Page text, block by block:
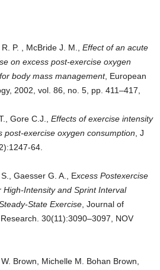
P. , McBride J. M., Effect of an acute
on excess post-exercise oxygen
body mass management, European
2002, vol. 86, no. 5, pp. 411–417,
Gore C.J., Effects of exercise intensity
post-exercise oxygen consumption, J
64.
Gaesser G. A., Excess Postexercise
High-Intensity and Sprint Interval
State Exercise, Journal of
30(11):3090–3097, NOV
Brown, Michelle M. Bohan Brown,